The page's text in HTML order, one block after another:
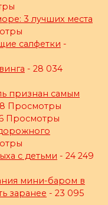
3 лучших места
салфетки -
- 28 034
признан самым
Просмотры
Просмотры
с детьми - 24 249
мини-баром в
заранее - 23 095